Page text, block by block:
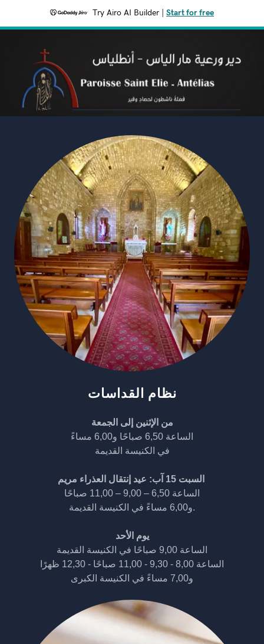
Try Airo AI Builder Start for free
نظام القداسات
من الإثنين إلى الجمعة
الساعة 6,50 صباحًا و6,00 مساءً
في الكنيسة القديمة
السبت 15 آب: عيد إنتقال العذراء مريم
الساعة 6,50 – 9,00 – 11,00 صباحًا
و6,00 مساءً في الكنيسة القديمة.
يوم الأحد
الساعة 9,00 صباحًا في الكنيسة القديمة
الساعة 8,00 - 9,30 - 11,00 صباحًا - 12,30 ظهرًا
و7,00 مساءً في الكنيسة الكبرى